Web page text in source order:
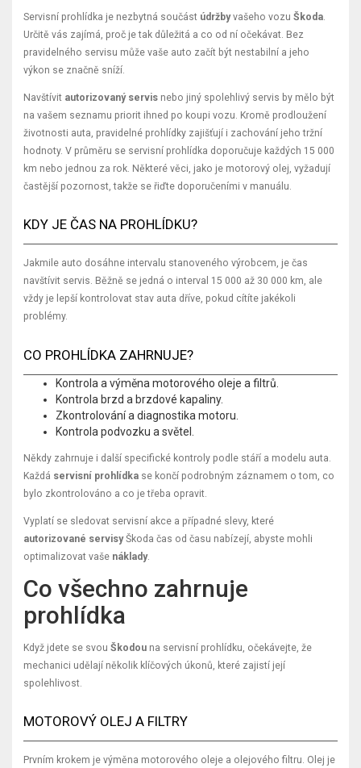
Servisní prohlídka je nezbytná součást údržbyvašeho vozu Škoda
Určitě vás zajímá, proč je tak důležitá a co od ní očekávat. Bez
pravidelného servisu může vaše auto začít být nestabilní a jeho
výkon se značně sníží.
Navštívit autorizovaný servis nebo jiný spolehlivý servis by mělo být
na vašem seznamu priorit ihned po koupi vozu. Kromě prodloužení
životnosti auta, pravidelné prohlídky zajišťují i zachování jeho tržní
hodnoty. V průměru se servisní prohlídka doporučuje každých 15 000
km nebo jednou za rok. Některé věci, jako je motorový olej, vyžadují
častější pozornost, takže se řiďte doporučeními v manuálu.
KDY JE ČAS NA PROHLÍDKU?
Jakmile auto dosáhne intervalu stanoveného výrobcem, je čas
navštívit servis. Běžně se jedná o interval 15 000 až 30 000 km, ale
vždy je lepší kontrolovat stav auta dříve, pokud cítíte jakékoli
problémy.
CO PROHLÍDKA ZAHRNUJE?
Kontrola a výměna motorového oleje a filtrů.
Kontrola brzd a brzdové kapaliny.
Zkontrolování a diagnostika motoru.
Kontrola podvozku a světel.
Někdy zahrnuje i další specifické kontroly podle stáří a modelu auta.
Každá servisní prohlídka se končí podrobným záznamem o tom, co
bylo zkontrolováno a co je třeba opravit.
Vyplatí se sledovat servisní akce a případné slevy, které
autorizované servisyŠkoda čas od času nabízejí, abyste mohli
optimalizovat vaše náklady.
Co všechno zahrnuje
prohlídka
Když jdete se svou Škodou na servisní prohlídku, očekávejte, že
mechanici udělají několik klíčových úkonů, které zajistí její
spolehlivost.
MOTOROVÝ OLEJ A FILTRY
Prvním krokem je výměna motorového oleje a olejového filtru. Olej je